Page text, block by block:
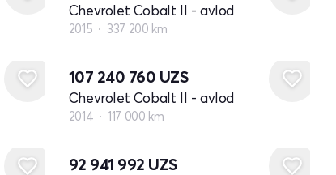
Chevrolet Cobalt II - avlod
2015 337 200 km
107 240 760 UZS
Chevrolet Cobalt II - avlod
2014 117 000 km
92 941 992 UZS